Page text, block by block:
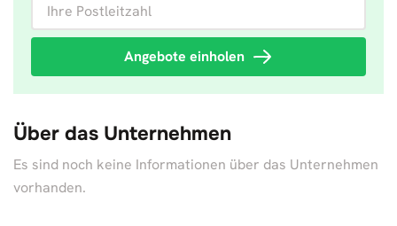
Angebote einholen
Über das Unternehmen
Es sind noch keine Informationen über das Unternehmen
vorhanden.